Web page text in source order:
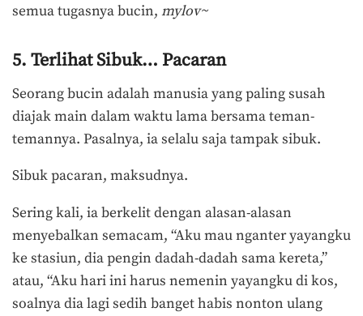
semua tugasnya bucin, mylov~
5. Terlihat Sibuk… Pacaran
Seorang bucin adalah manusia yang paling susah
diajak main dalam waktu lama bersama teman-
temannya. Pasalnya, ia selalu saja tampak sibuk.
Sibuk pacaran, maksudnya.
Sering kali, ia berkelit dengan alasan-alasan
menyebalkan semacam, “Aku mau nganter yayangku
ke stasiun, dia pengin dadah-dadah sama kereta,”
atau, “Aku hari ini harus nemenin yayangku di kos,
soalnya dia lagi sedih banget habis nonton ulang